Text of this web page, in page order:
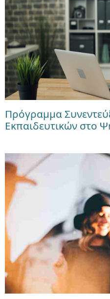
Πρόγραμμα
Εκπαιδευτικών στο